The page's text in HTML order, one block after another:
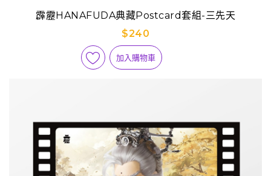
霹靂HANAFUDA典藏Postcard套組-三先天
$240
加入購物車